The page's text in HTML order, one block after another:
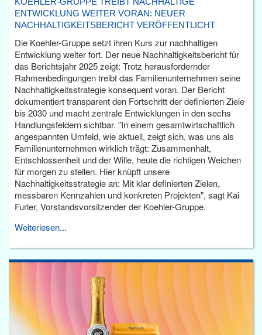
ENTWICKLUNG WEITER VORAN: NEUER
NACHHALTIGKEITSBERICHT VERÖFFENTLICHT
Die Koehler-Gruppe setzt ihren Kurs zur nachhaltigen
Entwicklung weiter fort. Der neue Nachhaltigkeitsbericht für
das Berichtsjahr 2025 zeigt: Trotz herausfordernder
Rahmenbedingungen treibt das Familienunternehmen seine
Nachhaltigkeitsstrategie konsequent voran. Der Bericht
dokumentiert transparent den Fortschritt der definierten Ziele
bis 2030 und macht zentrale Entwicklungen in den sechs
Handlungsfeldern sichtbar. "In einem gesamtwirtschaftlich
angespannten Umfeld, wie aktuell, zeigt sich, was uns als
Familienunternehmen wirklich trägt: Zusammenhalt,
Entschlossenheit und der Wille, heute die richtigen Weichen
für morgen zu stellen. Hier knüpft unsere
Nachhaltigkeitsstrategie an: Mit klar definierten Zielen,
messbaren Kennzahlen und konkreten Projekten", sagt Kai
Furler, Vorstandsvorsitzender der Koehler-Gruppe.
Weiterlesen...